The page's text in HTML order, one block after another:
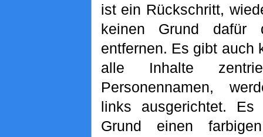
ist ein Rückschritt,
keinen Grund dafür
entfernen. Es gibt auch
alle Inhalte
Personennamen,
links ausgerichtet.
Grund einen